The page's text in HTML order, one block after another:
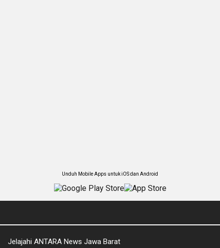
Unduh Mobile Apps untuk iOS dan Android
Jelajahi ANTARA News Jawa Barat